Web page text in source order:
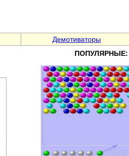
Демотиваторы
ПОПУЛЯРНЫЕ: